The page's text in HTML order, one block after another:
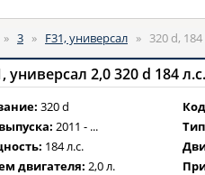
» 3 » F31, универсал » 320 d,
2,0 320 d 184
320 d
2011 - ...
184 л.с.
двигателя: 2,0 л.